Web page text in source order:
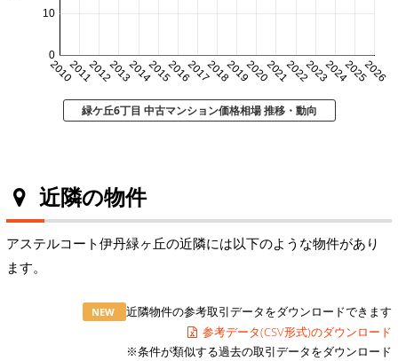
20102011201220132014201520162017201820192020202120222023202420252026
0
10
緑ケ丘6丁目 中古マンション価格相場 推移・動向
近隣の物件
アステルコート伊丹緑ヶ丘の近隣には以下のような物件があり
ます。
NEW
近隣物件の参考取引データをダウンロードできます
参考データ(CSV形式)のダウンロード
※条件が類似する過去の取引データをダウンロード